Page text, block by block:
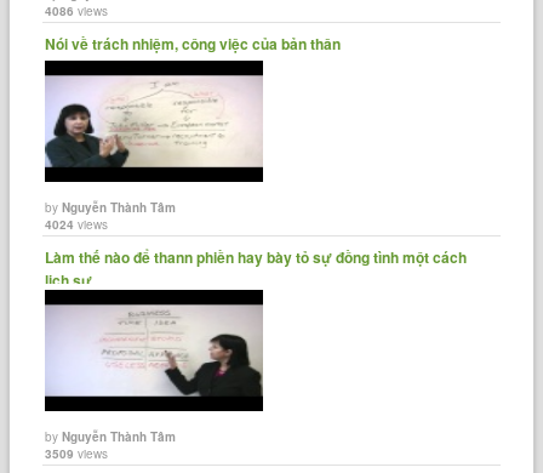
4086 views
Nói về trách nhiệm, công việc của bản thân
byNguyễn Thành Tâm
4024 views
Làm thế nào để thann phiền hay bày tỏ sự đồng tình một cách
lịch sự......
byNguyễn Thành Tâm
3509 views